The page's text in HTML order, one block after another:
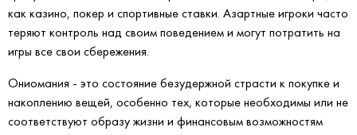
как казино, покер и спортивные ставки. Азартные игроки часто
теряют контроль над своим поведением и могут потратить на
игры все свои сбережения.
Ониомания - это состояние безудержной страсти к покупке и
накоплению вещей, особенно тех, которые необходимы или не
соответствуют образу жизни и финансовым возможностям